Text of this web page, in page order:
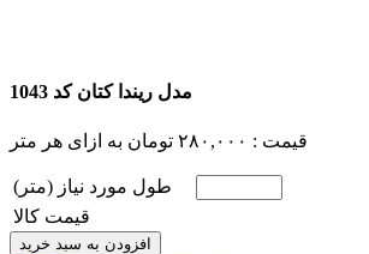
مدل ریندا کتان کد 1043
قیمت : ۲۸۰,۰۰۰ تومان به ازای هر متر
طول مورد نیاز (متر)
قیمت کالا
افزودن به سبد خرید